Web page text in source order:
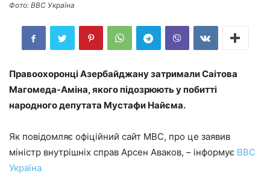
Фото: BBC Україна
Правоохоронці Азербайджану затримали Саітова
Магомеда-Аміна, якого підозрюють у побитті
народного депутата Мустафи Найєма.
Як повідомляє офіційний сайт МВС, про це заявив
міністр внутрішніх справ Арсен Аваков, – інформує BBC
Україна